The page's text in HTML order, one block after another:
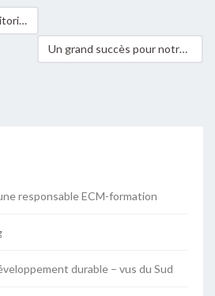
Un grand succès pour notre partenaire MASIPAG aux Philippines
responsable ECM-formation
durable – vus du Sud